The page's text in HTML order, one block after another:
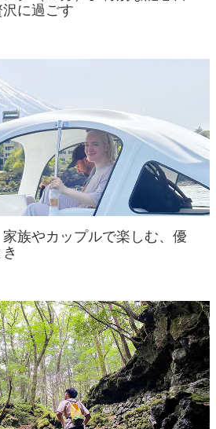
に過ごす
家族やカップルで楽しむ、優